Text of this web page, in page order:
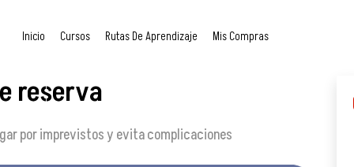
Inicio Cursos Rutas De Aprendizaje Mis Compras
reserva
por imprevistos y evita complicaciones